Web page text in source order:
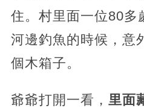
住。村里面一位80多
河邊釣魚的時候，意
個木箱子。
爺爺打開一看， 里面